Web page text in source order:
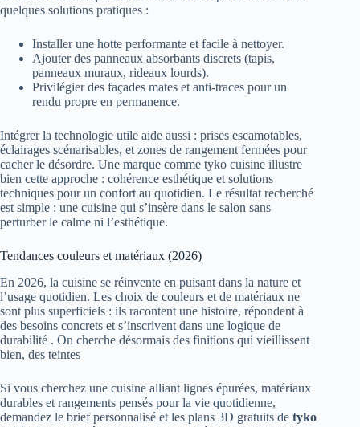
quelques solutions pratiques :
Installer une hotte performante et facile à nettoyer.
Ajouter des panneaux absorbants discrets (tapis,
panneaux muraux, rideaux lourds).
Privilégier des façades mates et anti-traces pour un
rendu propre en permanence.
Intégrer la technologie utile aide aussi : prises escamotables,
éclairages scénarisables, et zones de rangement fermées pour
cacher le désordre. Une marque comme tyko cuisine illustre
bien cette approche : cohérence esthétique et solutions
techniques pour un confort au quotidien. Le résultat recherché
est simple : une cuisine qui s’insère dans le salon sans
perturber le calme ni l’esthétique.
Tendances couleurs et matériaux (2026)
En 2026, la cuisine se réinvente en puisant dans la nature et
l’usage quotidien. Les choix de couleurs et de matériaux ne
sont plus superficiels : ils racontent une histoire, répondent à
des besoins concrets et s’inscrivent dans une logique de
durabilité . On cherche désormais des finitions qui vieillissent
bien, des teintes
Si vous cherchez une cuisine alliant lignes épurées, matériaux
durables et rangements pensés pour la vie quotidienne,
demandez le brief personnalisé et les plans 3D gratuits de tyko